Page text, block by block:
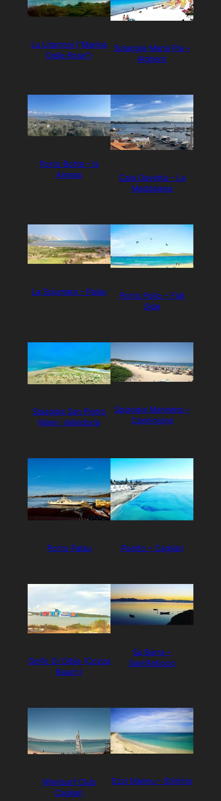
Lu Litarroni (“Marina
Delle Rose”)
Spiaggia Maria Pia –
Alghero
Porto Botte – Is
Arenas
Cala Gavetta – La
Maddalena
La Sciumara – Palau
Porto Pollo – Flat
Side
Spiaggia San Pietro
Mare- Valledoria
Spiaggia Mannena –
Cannigione
Porto Palau Poetto – Cagliari
Golfo Di Olbia (Cozza
Beach)
Sa Barra –
Sant’Antioco
Windsurf Club
Cagliari
Ezzi Mannu – Stintino